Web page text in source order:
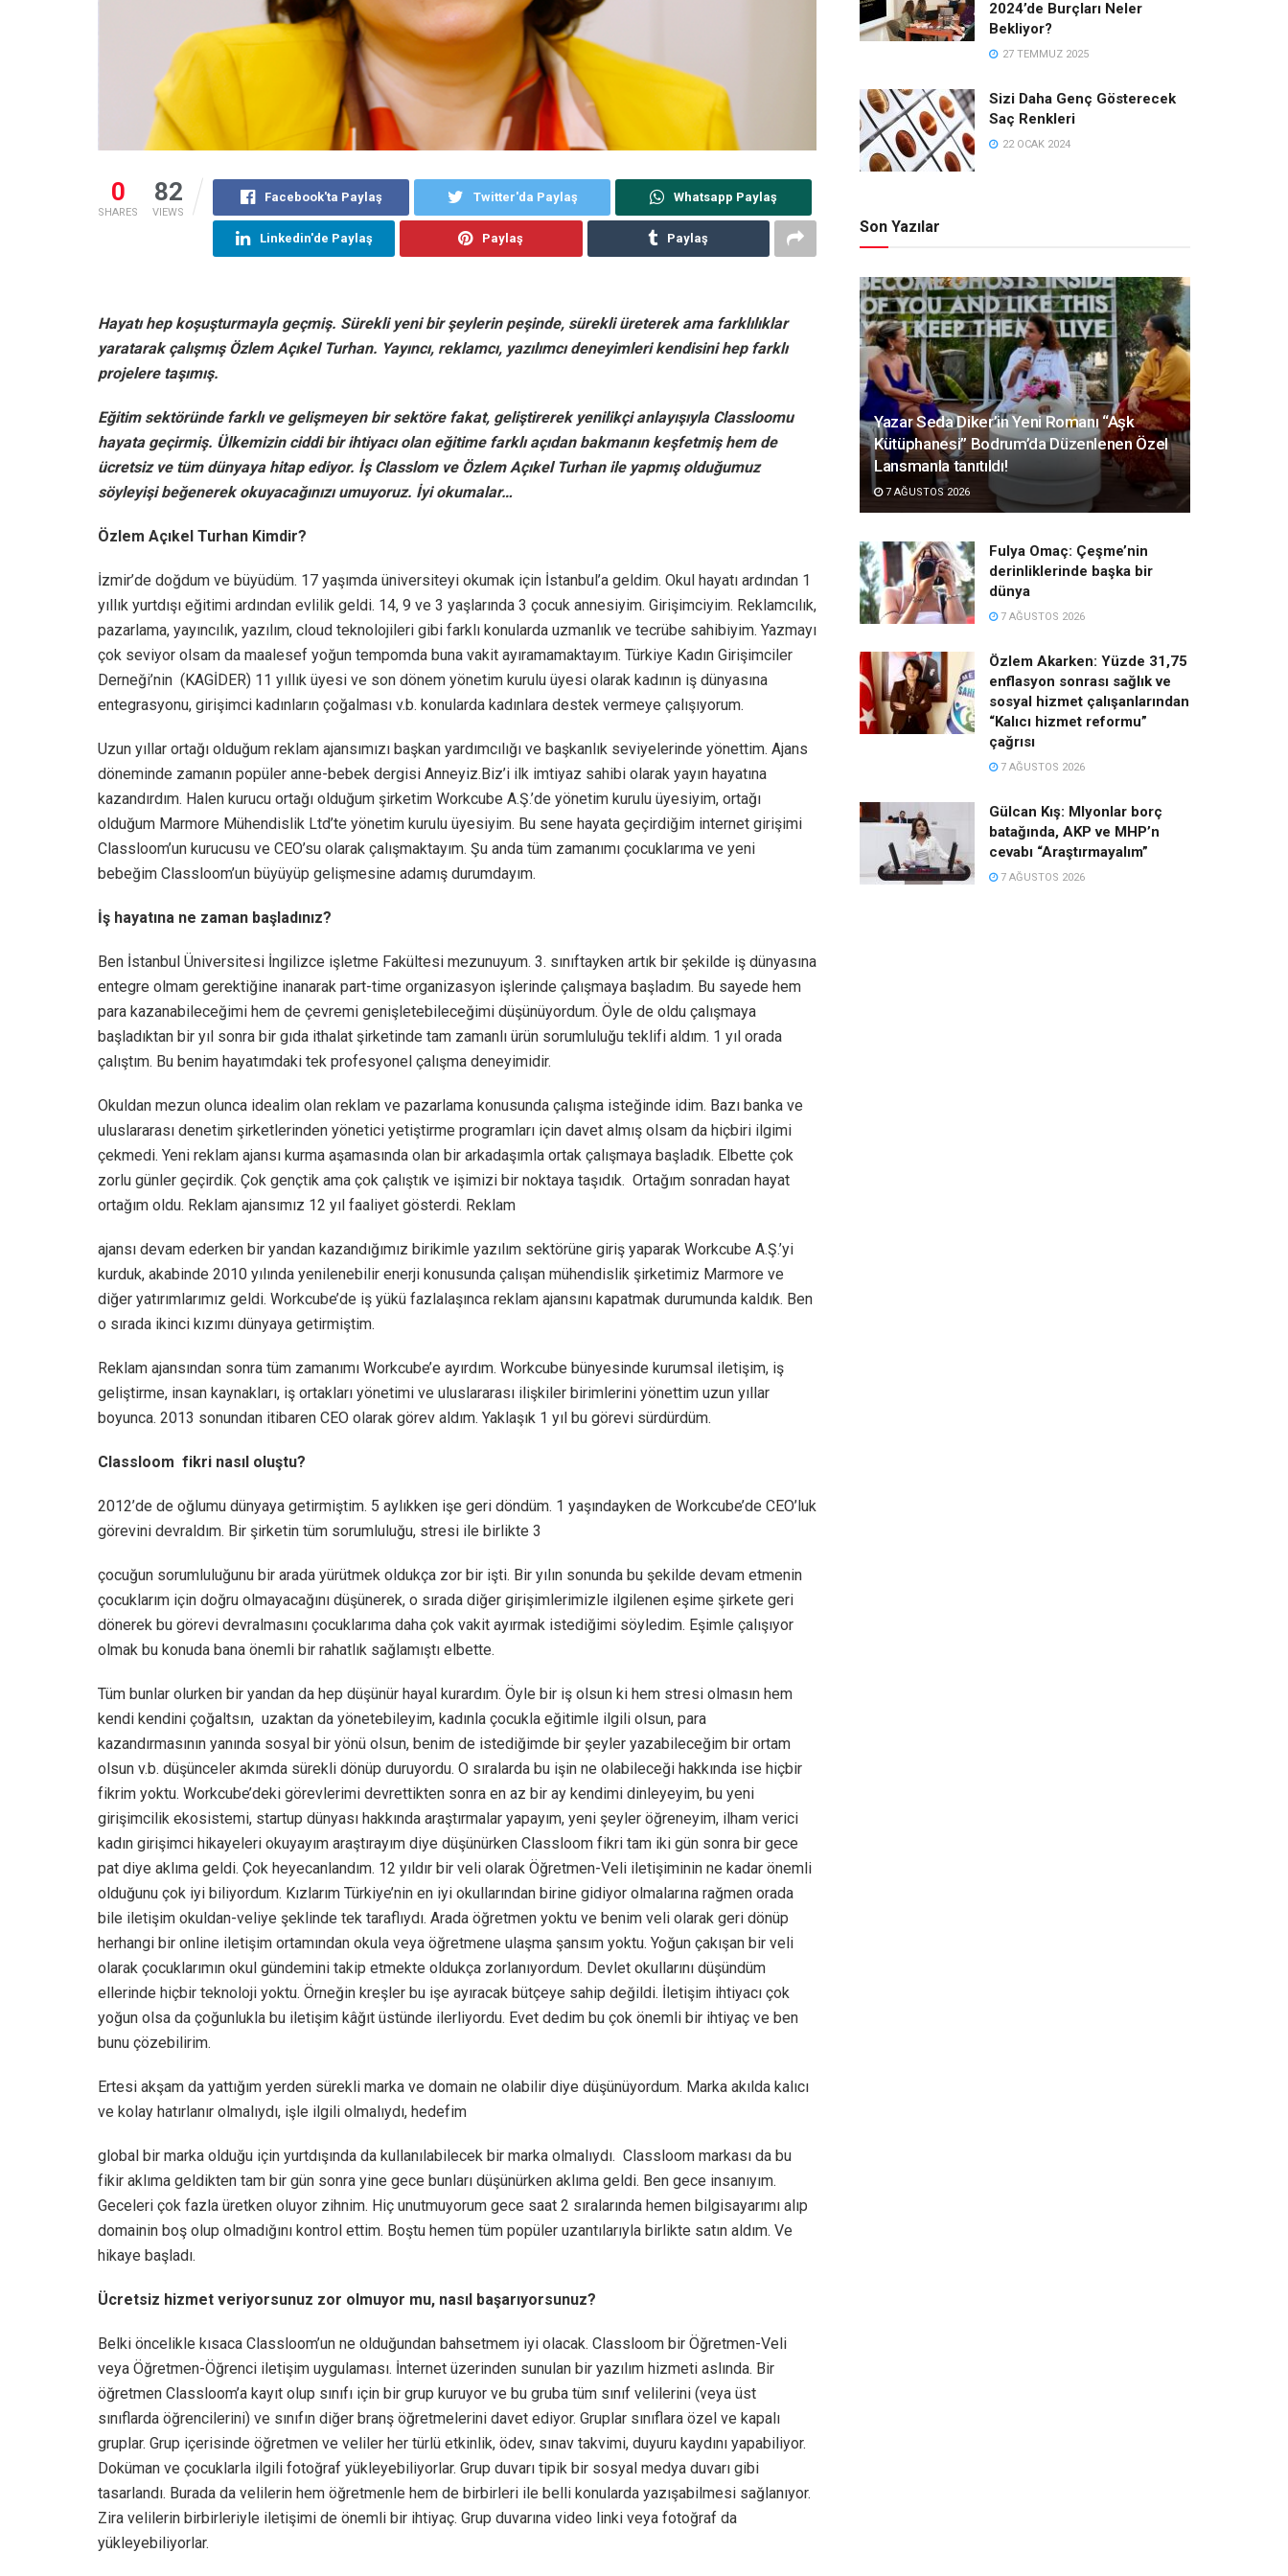
0
SHARES
82
VIEWS
Facebook'ta Paylaş Twitter'da Paylaş Whatsapp Paylaş
Linkedin'de Paylaş Paylaş Paylaş
Hayatı hep koşuşturmayla geçmiş. Sürekli yeni bir şeylerin peşinde, sürekli üreterek ama farklılıklar
yaratarak çalışmış Özlem Açıkel Turhan. Yayıncı, reklamcı, yazılımcı deneyimleri kendisini hep farklı
projelere taşımış.
Eğitim sektöründe farklı ve gelişmeyen bir sektöre fakat, geliştirerek yenilikçi anlayışıyla Classloomu
hayata geçirmiş. Ülkemizin ciddi bir ihtiyacı olan eğitime farklı açıdan bakmanın keşfetmiş hem de
ücretsiz ve tüm dünyaya hitap ediyor. İş Classlom ve Özlem Açıkel Turhan ile yapmış olduğumuz
söyleyişi beğenerek okuyacağınızı umuyoruz. İyi okumalar…
Özlem Açıkel Turhan Kimdir?
İzmir’de doğdum ve büyüdüm. 17 yaşımda üniversiteyi okumak için İstanbul’a geldim. Okul hayatı ardından 1
yıllık yurtdışı eğitimi ardından evlilik geldi. 14, 9 ve 3 yaşlarında 3 çocuk annesiyim. Girişimciyim. Reklamcılık,
pazarlama, yayıncılık, yazılım, cloud teknolojileri gibi farklı konularda uzmanlık ve tecrübe sahibiyim. Yazmayı
çok seviyor olsam da maalesef yoğun tempomda buna vakit ayıramamaktayım. Türkiye Kadın Girişimciler
Derneği’nin (KAGİDER) 11 yıllık üyesi ve son dönem yönetim kurulu üyesi olarak kadının iş dünyasına
entegrasyonu, girişimci kadınların çoğalması v.b. konularda kadınlara destek vermeye çalışıyorum.
Uzun yıllar ortağı olduğum reklam ajansımızı başkan yardımcılığı ve başkanlık seviyelerinde yönettim. Ajans
döneminde zamanın popüler anne-bebek dergisi Anneyiz.Biz’i ilk imtiyaz sahibi olarak yayın hayatına
kazandırdım. Halen kurucu ortağı olduğum şirketim Workcube A.Ş.’de yönetim kurulu üyesiyim, ortağı
olduğum Marmore Mühendislik Ltd’te yönetim kurulu üyesiyim. Bu sene hayata geçirdiğim internet girişimi
Classloom’un kurucusu ve CEO’su olarak çalışmaktayım. Şu anda tüm zamanımı çocuklarıma ve yeni
bebeğim Classloom’un büyüyüp gelişmesine adamış durumdayım.
İş hayatına ne zaman başladınız?
Ben İstanbul Üniversitesi İngilizce işletme Fakültesi mezunuyum. 3. sınıftayken artık bir şekilde iş dünyasına
entegre olmam gerektiğine inanarak part-time organizasyon işlerinde çalışmaya başladım. Bu sayede hem
para kazanabileceğimi hem de çevremi genişletebileceğimi düşünüyordum. Öyle de oldu çalışmaya
başladıktan bir yıl sonra bir gıda ithalat şirketinde tam zamanlı ürün sorumluluğu teklifi aldım. 1 yıl orada
çalıştım. Bu benim hayatımdaki tek profesyonel çalışma deneyimidir.
Okuldan mezun olunca idealim olan reklam ve pazarlama konusunda çalışma isteğinde idim. Bazı banka ve
uluslararası denetim şirketlerinden yönetici yetiştirme programları için davet almış olsam da hiçbiri ilgimi
çekmedi. Yeni reklam ajansı kurma aşamasında olan bir arkadaşımla ortak çalışmaya başladık. Elbette çok
zorlu günler geçirdik. Çok gençtik ama çok çalıştık ve işimizi bir noktaya taşıdık. Ortağım sonradan hayat
ortağım oldu. Reklam ajansımız 12 yıl faaliyet gösterdi. Reklam
ajansı devam ederken bir yandan kazandığımız birikimle yazılım sektörüne giriş yaparak Workcube A.Ş.’yi
kurduk, akabinde 2010 yılında yenilenebilir enerji konusunda çalışan mühendislik şirketimiz Marmore ve
diğer yatırımlarımız geldi. Workcube’de iş yükü fazlalaşınca reklam ajansını kapatmak durumunda kaldık. Ben
o sırada ikinci kızımı dünyaya getirmiştim.
Reklam ajansından sonra tüm zamanımı Workcube’e ayırdım. Workcube bünyesinde kurumsal iletişim, iş
geliştirme, insan kaynakları, iş ortakları yönetimi ve uluslararası ilişkiler birimlerini yönettim uzun yıllar
boyunca. 2013 sonundan itibaren CEO olarak görev aldım. Yaklaşık 1 yıl bu görevi sürdürdüm.
Classloom fikri nasıl oluştu?
2012’de de oğlumu dünyaya getirmiştim. 5 aylıkken işe geri döndüm. 1 yaşındayken de Workcube’de CEO’luk
görevini devraldım. Bir şirketin tüm sorumluluğu, stresi ile birlikte 3
çocuğun sorumluluğunu bir arada yürütmek oldukça zor bir işti. Bir yılın sonunda bu şekilde devam etmenin
çocuklarım için doğru olmayacağını düşünerek, o sırada diğer girişimlerimizle ilgilenen eşime şirkete geri
dönerek bu görevi devralmasını çocuklarıma daha çok vakit ayırmak istediğimi söyledim. Eşimle çalışıyor
olmak bu konuda bana önemli bir rahatlık sağlamıştı elbette.
Tüm bunlar olurken bir yandan da hep düşünür hayal kurardım. Öyle bir iş olsun ki hem stresi olmasın hem
kendi kendini çoğaltsın, uzaktan da yönetebileyim, kadınla çocukla eğitimle ilgili olsun, para
kazandırmasının yanında sosyal bir yönü olsun, benim de istediğimde bir şeyler yazabileceğim bir ortam
olsun v.b. düşünceler akımda sürekli dönüp duruyordu. O sıralarda bu işin ne olabileceği hakkında ise hiçbir
fikrim yoktu. Workcube’deki görevlerimi devrettikten sonra en az bir ay kendimi dinleyeyim, bu yeni
girişimcilik ekosistemi, startup dünyası hakkında araştırmalar yapayım, yeni şeyler öğreneyim, ilham verici
kadın girişimci hikayeleri okuyayım araştırayım diye düşünürken Classloom fikri tam iki gün sonra bir gece
pat diye aklıma geldi. Çok heyecanlandım. 12 yıldır bir veli olarak Öğretmen-Veli iletişiminin ne kadar önemli
olduğunu çok iyi biliyordum. Kızlarım Türkiye’nin en iyi okullarından birine gidiyor olmalarına rağmen orada
bile iletişim okuldan-veliye şeklinde tek taraflıydı. Arada öğretmen yoktu ve benim veli olarak geri dönüp
herhangi bir online iletişim ortamından okula veya öğretmene ulaşma şansım yoktu. Yoğun çakışan bir veli
olarak çocuklarımın okul gündemini takip etmekte oldukça zorlanıyordum. Devlet okullarını düşündüm
ellerinde hiçbir teknoloji yoktu. Örneğin kreşler bu işe ayıracak bütçeye sahip değildi. İletişim ihtiyacı çok
yoğun olsa da çoğunlukla bu iletişim kâğıt üstünde ilerliyordu. Evet dedim bu çok önemli bir ihtiyaç ve ben
bunu çözebilirim.
Ertesi akşam da yattığım yerden sürekli marka ve domain ne olabilir diye düşünüyordum. Marka akılda kalıcı
ve kolay hatırlanır olmalıydı, işle ilgili olmalıydı, hedefim
global bir marka olduğu için yurtdışında da kullanılabilecek bir marka olmalıydı. Classloom markası da bu
fikir aklıma geldikten tam bir gün sonra yine gece bunları düşünürken aklıma geldi. Ben gece insanıyım.
Geceleri çok fazla üretken oluyor zihnim. Hiç unutmuyorum gece saat 2 sıralarında hemen bilgisayarımı alıp
domainin boş olup olmadığını kontrol ettim. Boştu hemen tüm popüler uzantılarıyla birlikte satın aldım. Ve
hikaye başladı.
Ücretsiz hizmet veriyorsunuz zor olmuyor mu, nasıl başarıyorsunuz?
Belki öncelikle kısaca Classloom’un ne olduğundan bahsetmem iyi olacak. Classloom bir Öğretmen-Veli
veya Öğretmen-Öğrenci iletişim uygulaması. İnternet üzerinden sunulan bir yazılım hizmeti aslında. Bir
öğretmen Classloom’a kayıt olup sınıfı için bir grup kuruyor ve bu gruba tüm sınıf velilerini (veya üst
sınıflarda öğrencilerini) ve sınıfın diğer branş öğretmelerini davet ediyor. Gruplar sınıflara özel ve kapalı
gruplar. Grup içerisinde öğretmen ve veliler her türlü etkinlik, ödev, sınav takvimi, duyuru kaydını yapabiliyor.
Doküman ve çocuklarla ilgili fotoğraf yükleyebiliyorlar. Grup duvarı tipik bir sosyal medya duvarı gibi
tasarlandı. Burada da velilerin hem öğretmenle hem de birbirleri ile belli konularda yazışabilmesi sağlanıyor.
Zira velilerin birbirleriyle iletişimi de önemli bir ihtiyaç. Grup duvarına video linki veya fotoğraf da
yükleyebiliyorlar.
2024’de Burçları Neler
Bekliyor?
27 TEMMUZ 2025
Sizi Daha Genç Gösterecek
Saç Renkleri
22 OCAK 2024
Son Yazılar
Yazar Seda Diker’in Yeni Romanı “Aşk
Kütüphanesi” Bodrum’da Düzenlenen Özel
Lansmanla tanıtıldı!
7 AĞUSTOS 2026
Fulya Omaç: Çeşme’nin
derinliklerinde başka bir
dünya
7 AĞUSTOS 2026
Özlem Akarken: Yüzde 31,75
enflasyon sonrası sağlık ve
sosyal hizmet çalışanlarından
“Kalıcı hizmet reformu”
çağrısı
7 AĞUSTOS 2026
Gülcan Kış: Mlyonlar borç
batağında, AKP ve MHP’n
cevabı “Araştırmayalım”
7 AĞUSTOS 2026